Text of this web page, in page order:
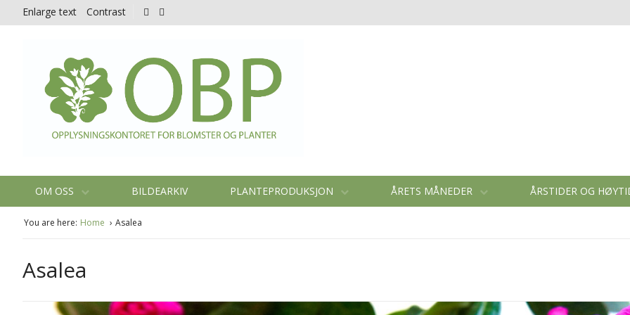
Enlarge text Contrast
OM OSS BILDEARKIV PLANTEPRODUKSJON ÅRETS MÅNEDER ÅRSTIDER OG
You are here: Home Asalea
Asalea